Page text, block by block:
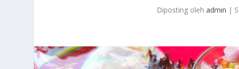
Diposting oleh admin |